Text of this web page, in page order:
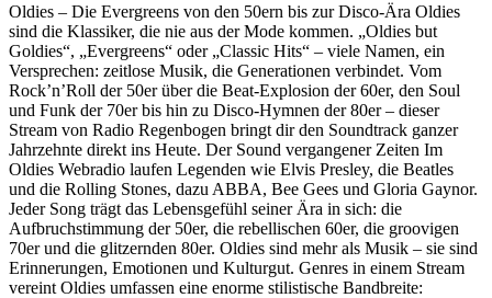
Oldies – Die Evergreens von den 50ern bis zur Disco-Ära Oldies
sind die Klassiker, die nie aus der Mode kommen. „Oldies but
Goldies“, „Evergreens“ oder „Classic Hits“ – viele Namen, ein
Versprechen: zeitlose Musik, die Generationen verbindet. Vom
Rock’n’Roll der 50er über die Beat-Explosion der 60er, den Soul
und Funk der 70er bis hin zu Disco-Hymnen der 80er – dieser
Stream von Radio Regenbogen bringt dir den Soundtrack ganzer
Jahrzehnte direkt ins Heute. Der Sound vergangener Zeiten Im
Oldies Webradio laufen Legenden wie Elvis Presley, die Beatles
und die Rolling Stones, dazu ABBA, Bee Gees und Gloria Gaynor.
Jeder Song trägt das Lebensgefühl seiner Ära in sich: die
Aufbruchstimmung der 50er, die rebellischen 60er, die groovigen
70er und die glitzernden 80er. Oldies sind mehr als Musik – sie sind
Erinnerungen, Emotionen und Kulturgut. Genres in einem Stream
vereint Oldies umfassen eine enorme stilistische Bandbreite: